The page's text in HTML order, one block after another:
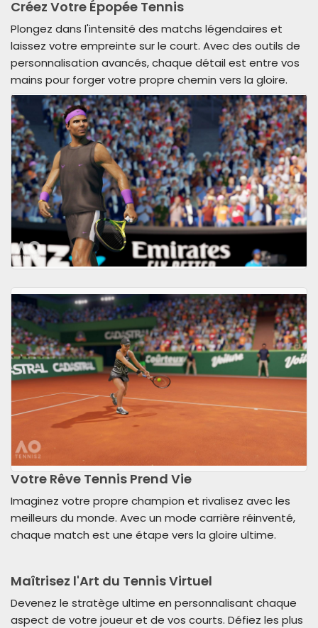
Créez Votre Épopée Tennis
Plongez dans l'intensité des matchs légendaires et
laissez votre empreinte sur le court. Avec des outils de
personnalisation avancés, chaque détail est entre vos
mains pour forger votre propre chemin vers la gloire.
Votre Rêve Tennis Prend Vie
Imaginez votre propre champion et rivalisez avec les
meilleurs du monde. Avec un mode carrière réinventé,
chaque match est une étape vers la gloire ultime.
Maîtrisez l'Art du Tennis Virtuel
Devenez le stratège ultime en personnalisant chaque
aspect de votre joueur et de vos courts. Défiez les plus